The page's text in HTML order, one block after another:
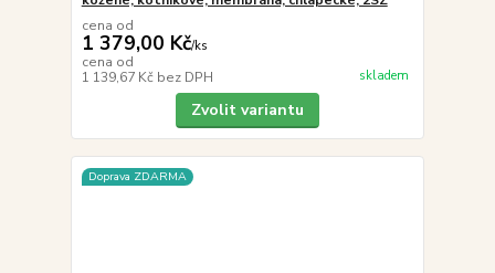
cena od
1 379,00 Kč/ks
cena od
1 139,67 Kč bez DPH skladem
Zvolit variantu
Doprava ZDARMA